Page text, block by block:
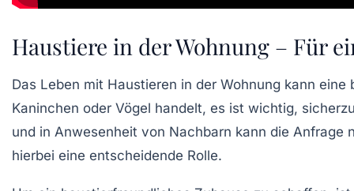
Haustiere in der Wohnung – Für
Das Leben mit Haustieren in der Wohnung kann
Kaninchen oder Vögel handelt, es ist wichtig,
und in Anwesenheit von Nachbarn kann die Anfrage
hierbei eine entscheidende Rolle.